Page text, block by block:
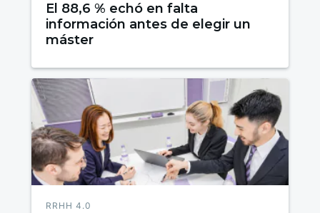
El 88,6 % echó en falta
información antes de elegir un
máster
RRHH 4.0